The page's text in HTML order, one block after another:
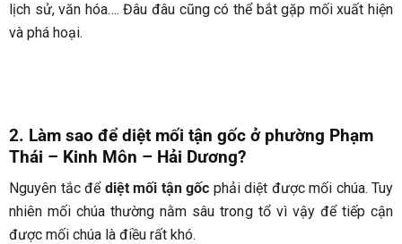
lịch sử, văn hóa…. Đâu đâu cũng có thể bắt gặp mối xuất hiện
và phá hoại.
2. Làm sao để diệt mối tận gốc ở phường Phạm
Thái – Kinh Môn – Hải Dương?
Nguyên tắc để diệt mối tận gốc phải diệt được mối chúa. Tuy
nhiên mối chúa thường nằm sâu trong tổ vì vậy để tiếp cận
được mối chúa là điều rất khó.